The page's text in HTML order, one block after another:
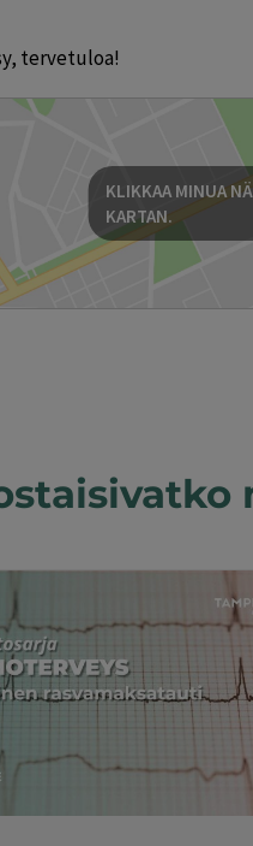
tervetuloa!
KLIKKAA MINUA
KARTAN.